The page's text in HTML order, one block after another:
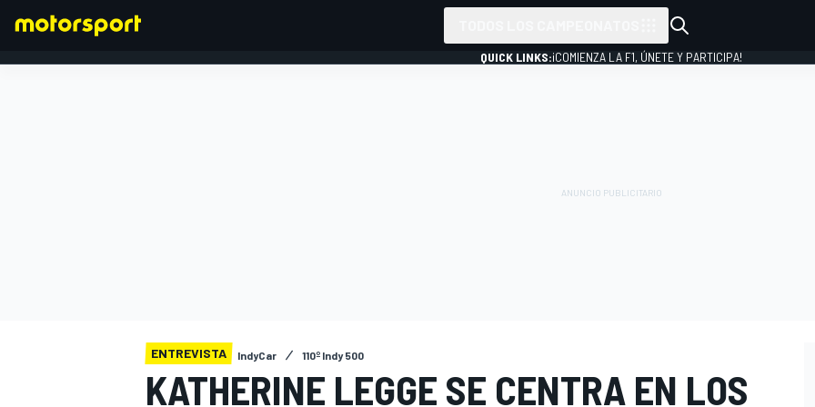
QUICK LINKS:¡COMIENZA LA F1, ÚNETE Y PARTICIPA!
ENTREVISTA IndyCar 110º Indy 500
KATHERINE LEGGE SE CENTRA EN LOS